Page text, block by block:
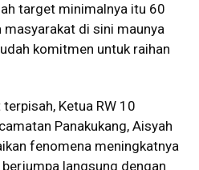
target minimalnya itu 60
di sini maunya
komitmen untuk raihan
Ketua RW 10
Panakukang, Aisyah
fenomena meningkatnya
langsung dengan